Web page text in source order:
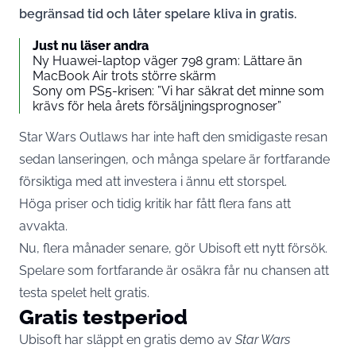
begränsad tid och låter spelare kliva in gratis.
Just nu läser andra
Ny Huawei-laptop väger 798 gram: Lättare än
MacBook Air trots större skärm
Sony om PS5-krisen: ”Vi har säkrat det minne som
krävs för hela årets försäljningsprognoser”
Star Wars Outlaws har inte haft den smidigaste resan
sedan lanseringen, och många spelare är fortfarande
försiktiga med att investera i ännu ett storspel.
Höga priser och tidig kritik har fått flera fans att
avvakta.
Nu, flera månader senare, gör Ubisoft ett nytt försök.
Spelare som fortfarande är osäkra får nu chansen att
testa spelet helt gratis.
Gratis testperiod
Ubisoft har släppt en gratis demo av Star Wars